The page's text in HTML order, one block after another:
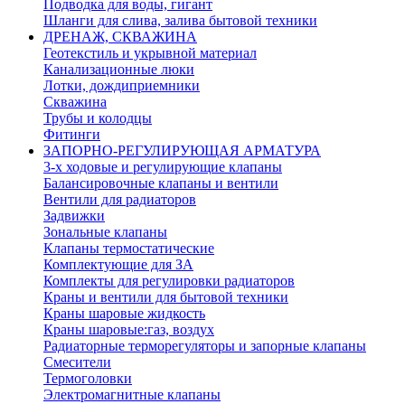
Подводка для воды, гигант
Шланги для слива, залива бытовой техники
ДРЕНАЖ, СКВАЖИНА
Геотекстиль и укрывной материал
Канализационные люки
Лотки, дождиприемники
Скважина
Трубы и колодцы
Фитинги
ЗАПОРНО-РЕГУЛИРУЮЩАЯ АРМАТУРА
3-х ходовые и регулирующие клапаны
Балансировочные клапаны и вентили
Вентили для радиаторов
Задвижки
Зональные клапаны
Клапаны термостатические
Комплектующие для ЗА
Комплекты для регулировки радиаторов
Краны и вентили для бытовой техники
Краны шаровые жидкость
Краны шаровые:газ, воздух
Радиаторные терморегуляторы и запорные клапаны
Смесители
Термоголовки
Электромагнитные клапаны